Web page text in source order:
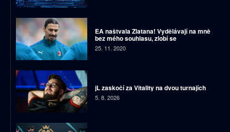
EA naštvala Zlatana! Vydělávají na mně
bez mého souhlasu, zlobí se
25. 11. 2020
jL zaskočí za Vitality na dvou turnajích
5. 8. 2026